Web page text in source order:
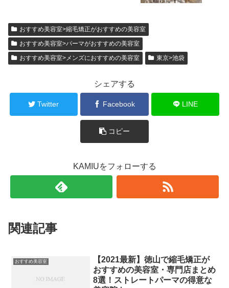
おすすめ美容室>縮毛矯正がおすすめの美容室
おすすめ美容室>パーマがおすすめの美容室
おすすめ美容室>メンズにおすすめの美容室
東京>池袋
シェアする
Twitter Facebook LINE
コピー
KAMIUをフォローする
関連記事
おすすめ美容室
【2021最新】徳山で縮毛矯正が
おすすめの美容室・専門店まとめ
8選！ストレートパーマの得意な